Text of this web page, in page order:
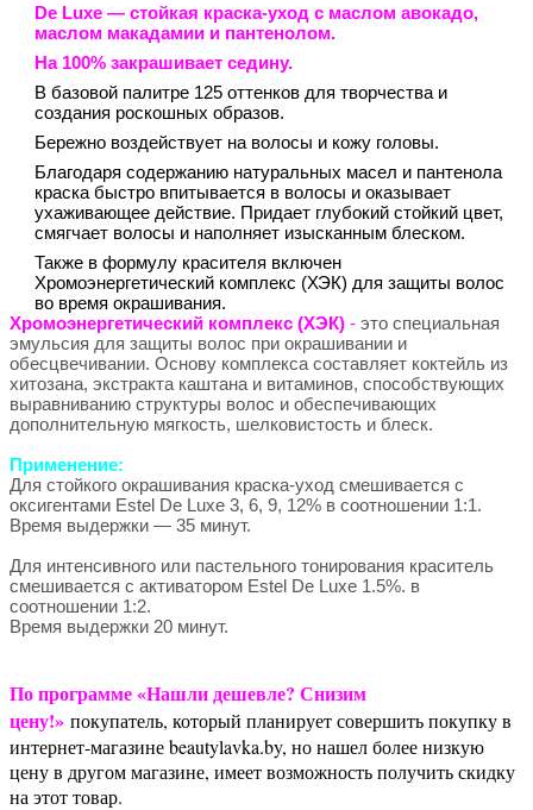
De Luxe — стойкая краска-уход с маслом авокадо,
маслом макадамии и пантенолом.
На 100% закрашивает седину.
В базовой палитре 125 оттенков для творчества и
создания роскошных образов.
Бережно воздействует на волосы и кожу головы.
Благодаря содержанию натуральных масел и пантенола
краска быстро впитывается в волосы и оказывает
ухаживающее действие. Придает глубокий стойкий цвет,
смягчает волосы и наполняет изысканным блеском.
Также в формулу красителя включен
Хромоэнергетический комплекс (ХЭК) для защиты волос
во время окрашивания.
Хромоэнергетический комплекс (ХЭК) - это специальная
эмульсия для защиты волос при окрашивании и
обесцвечивании. Основу комплекса составляет коктейль из
хитозана, экстракта каштана и витаминов, способствующих
выравниванию структуры волос и обеспечивающих
дополнительную мягкость, шелковистость и блеск.
Применение:
Для стойкого окрашивания краска-уход смешивается с
оксигентами Estel De Luxe 3, 6, 9, 12% в соотношении 1:1.
Время выдержки — 35 минут.
Для интенсивного или пастельного тонирования краситель
смешивается с активатором Estel De Luxe 1.5%. в
соотношении 1:2.
Время выдержки 20 минут.
По программе «Нашли дешевле? Снизим
цену!» покупатель, который планирует совершить покупку в
интернет-магазине beautylavka.by, но нашел более низкую
цену в другом магазине, имеет возможность получить скидку
на этот товар.